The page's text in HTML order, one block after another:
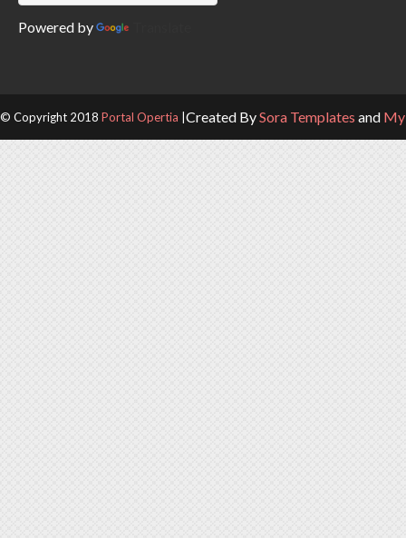
Powered by
© Copyright 2018 Portal Opertia Created BySora Templates and